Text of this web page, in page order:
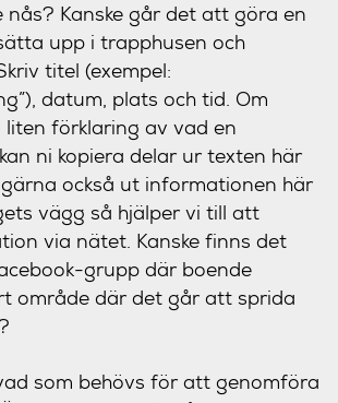
nås? Kanske går det att göra en
upp i trapphusen och
titel (exempel:
datum, plats och tid. Om
förklaring av vad en
ni kopiera delar ur texten här
också ut informationen här
vägg så hjälper vi till att
via nätet. Kanske finns det
grupp där boende
område där det går att sprida
som behövs för att genomföra